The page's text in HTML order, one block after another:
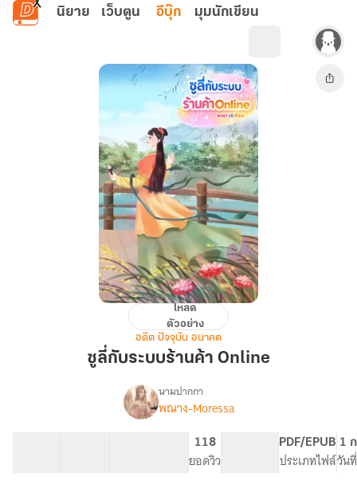
ข้ามไปยังเนื้อหาหลัก
นิยาย เว็บตูน อีบุ๊ก มุมนักเขียน
กับ
โหลด
ตัวอย่าง
อดีต ปัจจุบัน อนาคต
ซูลี่กับระบบร้านค้า Online
เรื่อง
กับ
ระบบ
นามปากกา
พณาง-Moressa
118
ยอดวิว
PDF/EPUB
ประเภทไฟล์
1
วัน